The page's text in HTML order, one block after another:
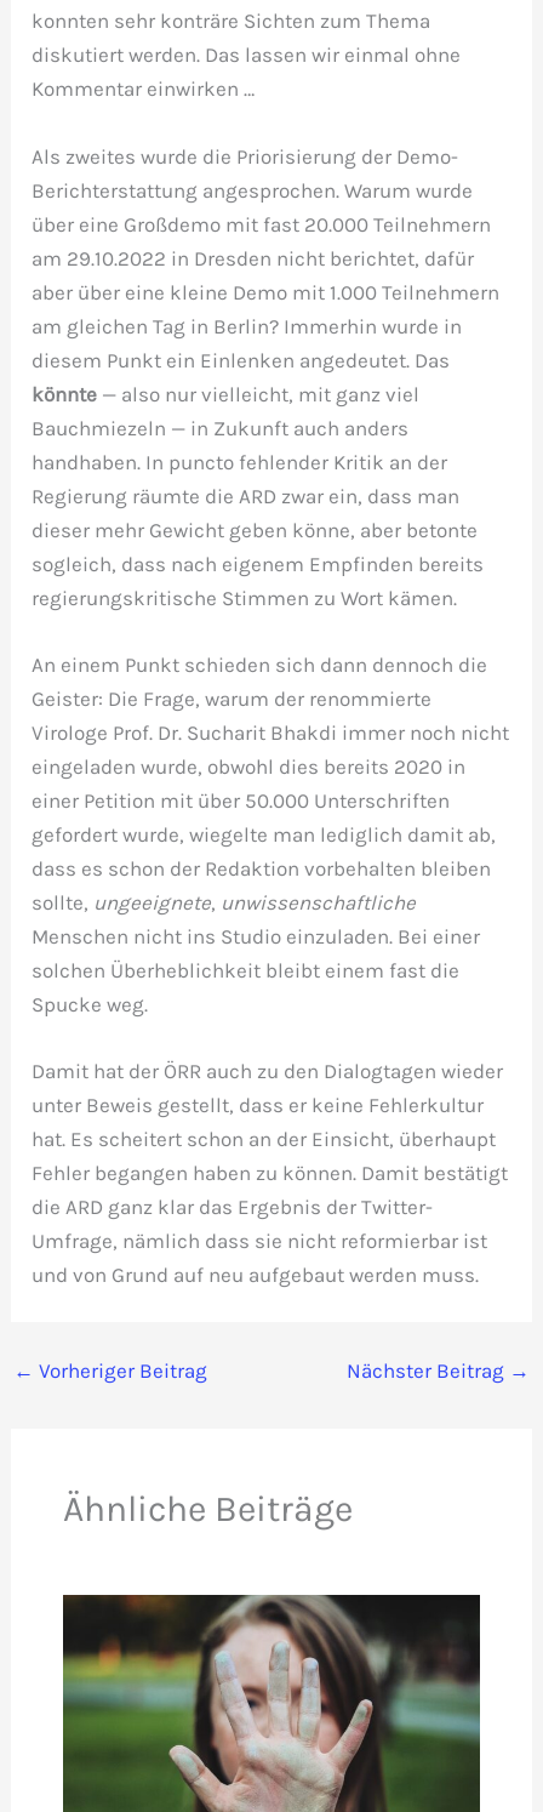
konnten sehr konträre Sichten zum Thema
diskutiert werden. Das lassen wir einmal ohne
Kommentar einwirken …
Als zweites wurde die Priorisierung der Demo-
Berichterstattung angesprochen. Warum wurde
über eine Großdemo mit fast 20.000 Teilnehmern
am 29.10.2022 in Dresden nicht berichtet, dafür
aber über eine kleine Demo mit 1.000 Teilnehmern
am gleichen Tag in Berlin? Immerhin wurde in
diesem Punkt ein Einlenken angedeutet. Das
könnte — also nur vielleicht, mit ganz viel
Bauchmiezeln — in Zukunft auch anders
handhaben. In puncto fehlender Kritik an der
Regierung räumte die ARD zwar ein, dass man
dieser mehr Gewicht geben könne, aber betonte
sogleich, dass nach eigenem Empfinden bereits
regierungskritische Stimmen zu Wort kämen.
An einem Punkt schieden sich dann dennoch die
Geister: Die Frage, warum der renommierte
Virologe Prof. Dr. Sucharit Bhakdi immer noch nicht
eingeladen wurde, obwohl dies bereits 2020 in
einer Petition mit über 50.000 Unterschriften
gefordert wurde, wiegelte man lediglich damit ab,
dass es schon der Redaktion vorbehalten bleiben
sollte, ungeeignete, unwissenschaftliche
Menschen nicht ins Studio einzuladen. Bei einer
solchen Überheblichkeit bleibt einem fast die
Spucke weg.
Damit hat der ÖRR auch zu den Dialogtagen wieder
unter Beweis gestellt, dass er keine Fehlerkultur
hat. Es scheitert schon an der Einsicht, überhaupt
Fehler begangen haben zu können. Damit bestätigt
die ARD ganz klar das Ergebnis der Twitter-
Umfrage, nämlich dass sie nicht reformierbar ist
und von Grund auf neu aufgebaut werden muss.
← Vorheriger Beitrag Nächster Beitrag →
Ähnliche Beiträge